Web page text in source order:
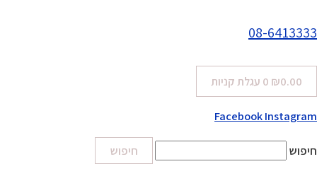
08-6413333
₪0.00
0 עגלת קניות
FacebookInstagram
חיפוש חיפוש